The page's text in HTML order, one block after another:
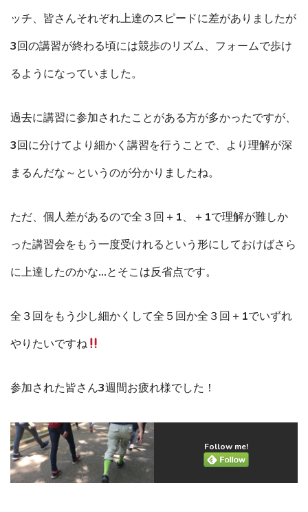
ッチ、皆さんそれぞれ上達のスピードに差がありましたが
3回の講習が終わる頃には競歩のリズム、フォームで歩け
るようになっていました。
過去に講習に参加されたことがある方が多かったですが、
3回に分けてより細かく講習を行うことで、より理解が深
まるんだな～というのが分かりましたね。
ただ、個人差があるので全３回＋1、＋1で理解が難しか
った講習会をもう一度受けれるという形にしておけばさら
に上達したのかな…とそこは反省点です。
全３回をもう少し細かくして全５回か全３回＋1でいずれ
やりたいですね
参加された皆さん3週間お疲れ様でした！
Follow me!